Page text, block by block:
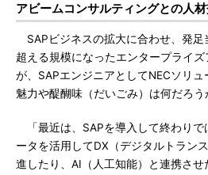
アビームコンサルティングとの人
SAPビジネスの拡大に合わせ、発足
超える規模になったエンタープライ
が、SAPエンジニアとしてNECソリュ
魅力や醍醐味（だいごみ）は何だろう
「最近は、SAPを導入して終わりで
ータを活用してDX（デジタルトラン
進したり、AI（人工知能）と連携さ